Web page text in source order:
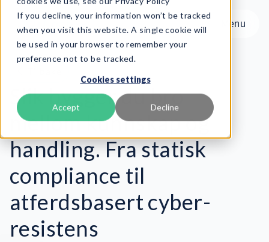
If you decline, your information won’t be tracked
when you visit this website. A single cookie will
be used in your browser to remember your
preference not to be tracked.
Cookies settings
Accept Decline
Menu
Menu
Product
Tjenester
Ressurser
Om oss
Book Demo
Slik bygger du bro
mellom kunnskap og
handling. Fra statisk
compliance til
atferdsbasert cyber-
resistens